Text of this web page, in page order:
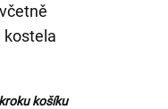
kostela
košíku